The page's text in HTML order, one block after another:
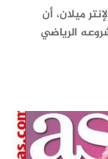
ميلان، أن
الرياضي